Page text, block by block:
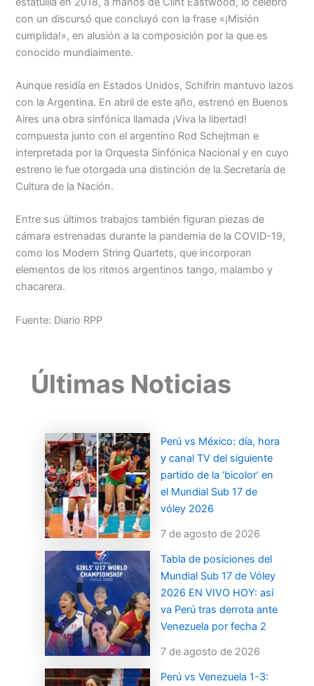
con un discursó que concluyó con la frase «¡Misión
cumplida!», en alusión a la composición por la que es
conocido mundialmente.
Aunque residía en Estados Unidos, Schifrin mantuvo lazos
con la Argentina. En abril de este año, estrenó en Buenos
Aires una obra sinfónica llamada ¡Viva la libertad!
compuesta junto con el argentino Rod Schejtman e
interpretada por la Orquesta Sinfónica Nacional y en cuyo
estreno le fue otorgada una distinción de la Secretaría de
Cultura de la Nación.
Entre sus últimos trabajos también figuran piezas de
cámara estrenadas durante la pandemia de la COVID-19,
como los Modern String Quartets, que incorporan
elementos de los ritmos argentinos tango, malambo y
chacarera.
Fuente: Diario RPP
Últimas Noticias
Perú vs México: día, hora
y canal TV del siguiente
partido de la ‘bicolor’ en
el Mundial Sub 17 de
vóley 2026
7 de agosto de 2026
Tabla de posiciones del
Mundial Sub 17 de Vóley
2026 EN VIVO HOY: así
va Perú tras derrota ante
Venezuela por fecha 2
7 de agosto de 2026
Perú vs Venezuela 1-3: